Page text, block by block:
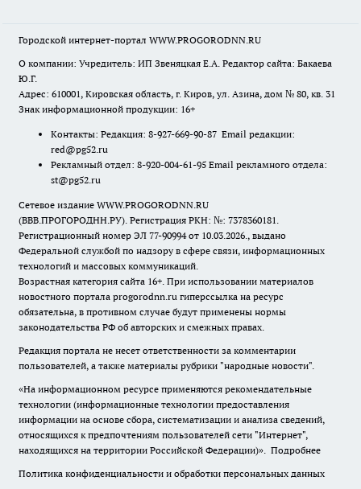
Городской интернет-портал WWW.PROGORODNN.RU
О компании: Учредитель: ИП Звеняцкая Е.А. Редактор сайта: Бакаева
Ю.Г.
Адрес: 610001, Кировская область, г. Киров, ул. Азина, дом № 80, кв. 31
Знак информационной продукции: 16+
Контакты: Редакция: 8-927-669-90-87 Email редакции:
red@pg52.ru
Рекламный отдел: 8-920-004-61-95 Email рекламного отдела:
st@pg52.ru
Сетевое издание WWW.PROGORODNN.RU
(ВВВ.ПРОГОРОДНН.РУ). Регистрация РКН: №: 7378360181.
Регистрационный номер ЭЛ 77-90994 от 10.03.2026., выдано
Федеральной службой по надзору в сфере связи, информационных
технологий и массовых коммуникаций.
Возрастная категория сайта 16+. При использовании материалов
новостного портала progorodnn.ru гиперссылка на ресурс
обязательна, в противном случае будут применены нормы
законодательства РФ об авторских и смежных правах.
Редакция портала не несет ответственности за комментарии
пользователей, а также материалы рубрики "народные новости".
«На информационном ресурсе применяются рекомендательные
технологии (информационные технологии предоставления
информации на основе сбора, систематизации и анализа сведений,
относящихся к предпочтениям пользователей сети "Интернет",
находящихся на территории Российской Федерации)». Подробнее
Политика конфиденциальности и обработки персональных данных